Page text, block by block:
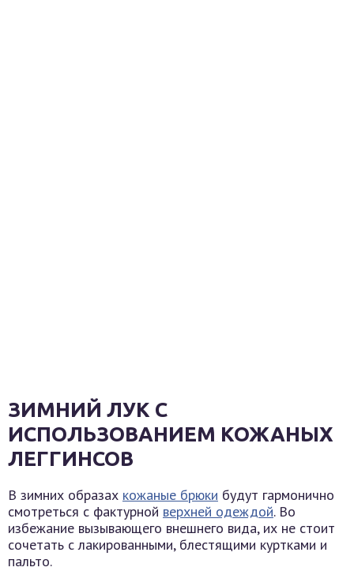
ЗИМНИЙ ЛУК С
ИСПОЛЬЗОВАНИЕМ КОЖАНЫХ
ЛЕГГИНСОВ
В зимних образах кожаные брюки будут гармонично
смотреться с фактурной верхней одеждой. Во
избежание вызывающего внешнего вида, их не стоит
сочетать с лакированными, блестящими куртками и
пальто.